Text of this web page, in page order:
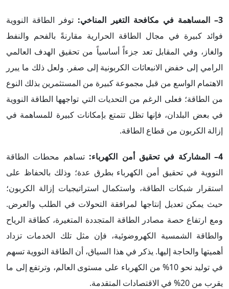
3– المساهمة في مكافحة التغير المناخي:
توفر الطاقة النووية
فوائد كبيرة في مجال الطاقة الحرارية مقارنةً بالفحم والنفط
والغاز، وفي المقابل تعد جزءاً أساسياً من تحقيق الهدف العالمي
الرامي إلى خفض الانبعاثات الكربونية إلى صفر. ولعل ذلك ما يبرر
الاهتمام الواسع من قبل مجموعة كبيرة من المستثمرين بذلك النوع
من الطاقة؛ فعلى الرغم من التحديات التي تواجهها الطاقة النووية
في بعض البلدان، فإنها تظل تتمتع بإمكانات كبيرة للمساهمة في
إزالة الكربون من قطاع الطاقة.
4– المشاركة في تحقيق أمن الكهرباء:
تساهم محطات الطاقة
النووية في تحقيق أمن الكهرباء بطرق عدة؛ وذلك بالحفاظ على
استقرار شبكات الطاقة، واستكمال استراتيجيات إزالة الكربون؛
حيث يمكن تعديل إنتاجها لمرافقة التحولات في الطلب والعرض.
ومع ارتفاع حصة مصادر الطاقة المتجددة المتغيرة، كطاقة الرياح
والطاقة الشمسية الكهروضوئية، فإن مثل تلك الخدمات تزداد
أهميتها والحاجة إليها. يذكر في هذا السياق، أن الطاقة النووية تسهم
في توليد نحو 10% من الكهرباء على مستوى العالم، وترتفع إلى ما
يقرب من 20% في الاقتصادات المتقدمة.